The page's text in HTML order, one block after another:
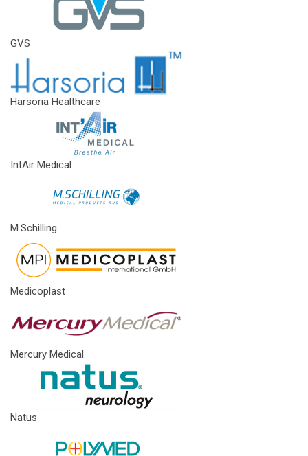
GVS
Harsoria Healthcare
IntAir Medical
M.Schilling
Medicoplast
Mercury Medical
Natus